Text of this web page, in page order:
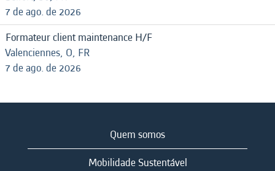
7 de ago. de 2026
Formateur client maintenance H/F
Valenciennes, O, FR
7 de ago. de 2026
Quem somos
Mobilidade Sustentável